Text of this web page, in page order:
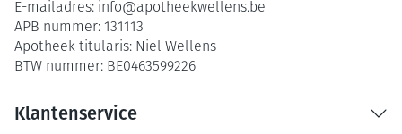
E-mailadres: info@apotheekwellens.be
APB nummer: 131113
Apotheek titularis: Niel Wellens
BTW nummer: BE0463599226
Klantenservice